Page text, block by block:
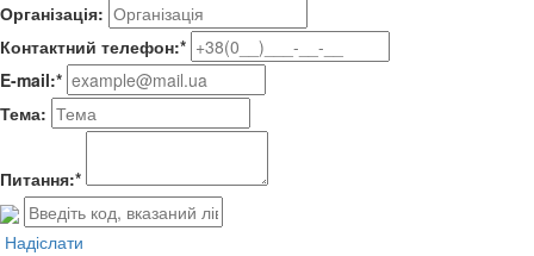
Організація:
Контактний телефон:*
E-mail:*
Тема:
Питання:*
Надіслати